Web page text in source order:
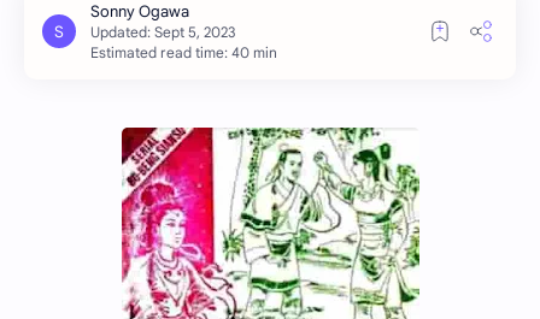
Estimated read time: 40 min